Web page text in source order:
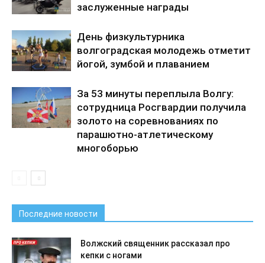
заслуженные награды
День физкультурника
волгоградская молодежь отметит
йогой, зумбой и плаванием
За 53 минуты переплыла Волгу:
сотрудница Росгвардии получила
золото на соревнованиях по
парашютно-атлетическому
многоборью
Последние новости
Волжский священник рассказал про
кепки с ногами